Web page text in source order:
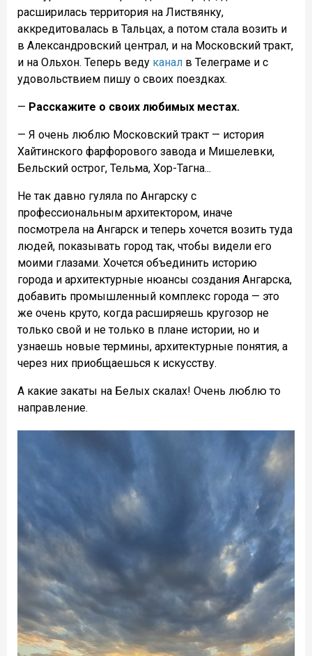
расширилась территория на Листвянку,
аккредитовалась в Тальцах, а потом стала возить и
в Александровский централ, и на Московский тракт,
и на Ольхон. Теперь веду канал в Телеграме и с
удовольствием пишу о своих поездках.
— Расскажите о своих любимых местах.
— Я очень люблю Московский тракт — история
Хайтинского фарфорового завода и Мишелевки,
Бельский острог, Тельма, Хор-Тагна...
Не так давно гуляла по Ангарску с
профессиональным архитектором, иначе
посмотрела на Ангарск и теперь хочется возить туда
людей, показывать город так, чтобы видели его
моими глазами. Хочется объединить историю
города и архитектурные нюансы создания Ангарска,
добавить промышленный комплекс города — это
же очень круто, когда расширяешь кругозор не
только свой и не только в плане истории, но и
узнаешь новые термины, архитектурные понятия, а
через них приобщаешься к искусству.
А какие закаты на Белых скалах! Очень люблю то
направление.